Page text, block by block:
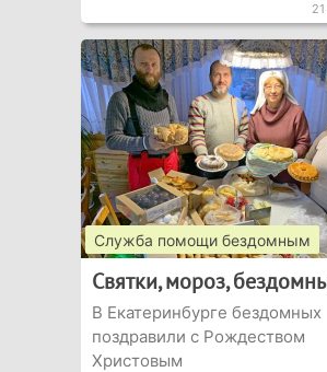
Служба помощи бездомным
Святки, мороз,
В Екатеринбурге бездомных
поздравили с Рождеством
Христовым